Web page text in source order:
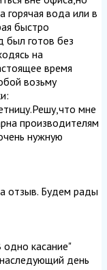
горячая вода или в
быстро
был готов без
на
время
возьму
мне
производителям
нужную
отзыв. Будем рады
одно касание"
день